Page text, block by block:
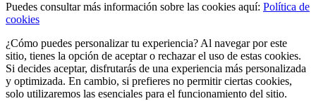
Puedes consultar más información sobre las cookies aquí: Política de
cookies
¿Cómo puedes personalizar tu experiencia? Al navegar por este
sitio, tienes la opción de aceptar o rechazar el uso de estas cookies.
Si decides aceptar, disfrutarás de una experiencia más personalizada
y optimizada. En cambio, si prefieres no permitir ciertas cookies,
solo utilizaremos las esenciales para el funcionamiento del sitio.